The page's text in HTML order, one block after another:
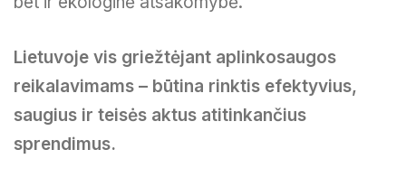
Lietuvoje vis griežtėjant aplinkosaugos
reikalavimams – būtina rinktis efektyvius,
saugius ir teisės aktus atitinkančius
sprendimus.